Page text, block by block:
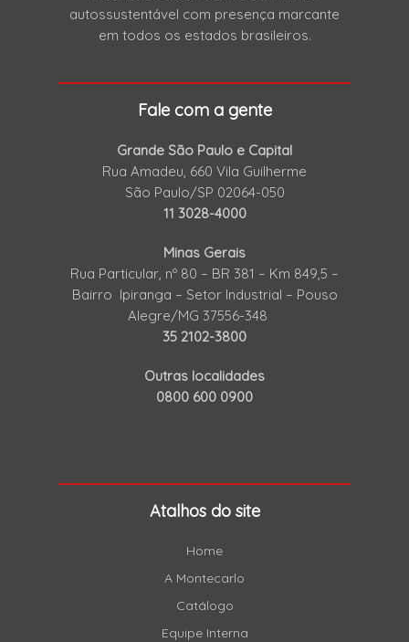
autossustentável com presença marcante
em todos os estados brasileiros.
Fale com a gente
Grande São Paulo e Capital
Rua Amadeu, 660 Vila Guilherme
São Paulo/SP 02064-050
11 3028-4000
Minas Gerais
Rua Particular, nº 80 – BR 381 – Km 849,5 –
Bairro Ipiranga – Setor Industrial – Pouso
Alegre/MG 37556-348
35 2102-3800
Outras localidades
0800 600 0900
Atalhos do site
Home
A Montecarlo
Catálogo
Equipe Interna